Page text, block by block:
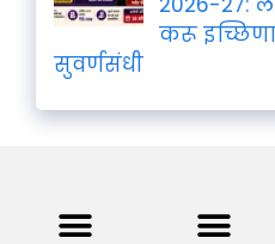
करू
सुवर्णसंधी